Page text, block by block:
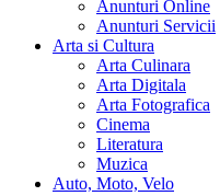
Anunturi Online
Anunturi Servicii
Arta si Cultura
Arta Culinara
Arta Digitala
Arta Fotografica
Cinema
Literatura
Muzica
Auto, Moto, Velo